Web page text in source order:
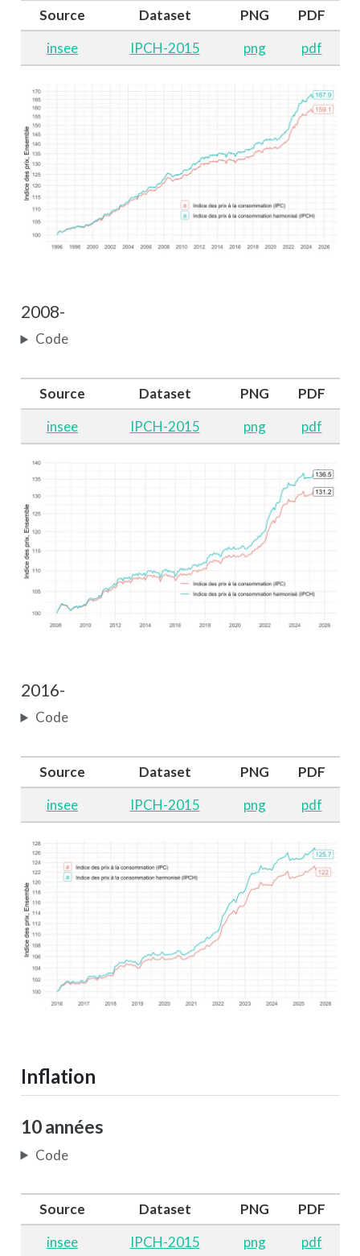
Source Dataset PNG
PDF
insee
IPCH-2015 png pdf
2008-
Code
Source Dataset PNG
PDF
insee
IPCH-2015 png pdf
2016-
Code
Source Dataset PNG
PDF
insee
IPCH-2015 png pdf
Inflation
10 années
Code
Source Dataset PNG
PDF
insee
IPCH-2015 png pdf